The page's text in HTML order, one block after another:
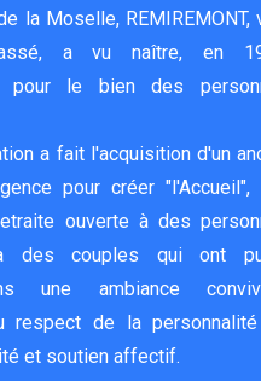
la Moselle, REMIREMONT,
a vu naître, en
pour le bien des
a fait l'acquisition d'un
pour créer "l'Accueil",
ouverte à des
des couples qui ont
une ambiance
respect de la
et soutien affectif.